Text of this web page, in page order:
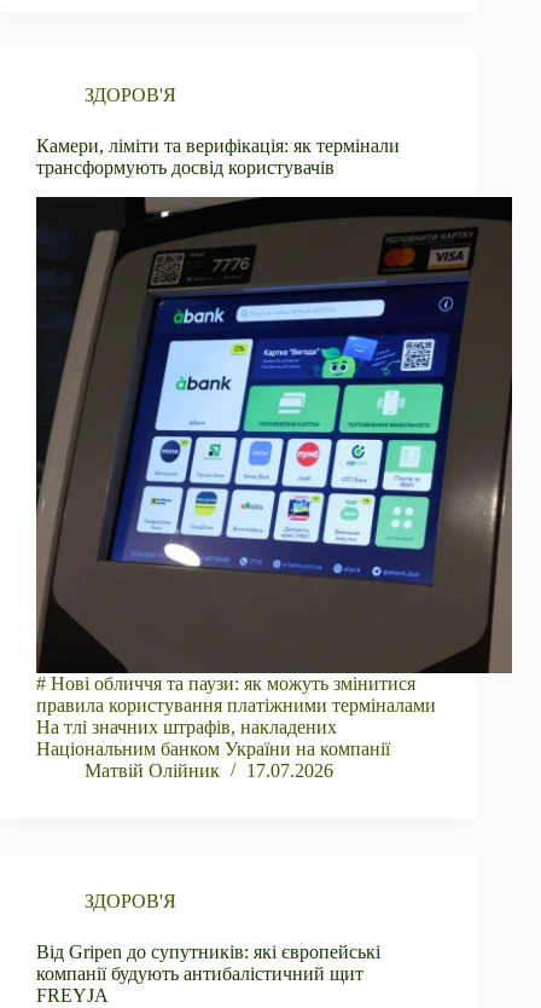
ЗДОРОВ'Я
Камери, ліміти та верифікація: як термінали
трансформують досвід користувачів
# Нові обличчя та паузи: як можуть змінитися
правила користування платіжними терміналами
На тлі значних штрафів, накладених
Національним банком України на компанії
Матвій Олійник
17.07.2026
ЗДОРОВ'Я
Від Gripen до супутників: які європейські
компанії будують антибалістичний щит
FREYJA